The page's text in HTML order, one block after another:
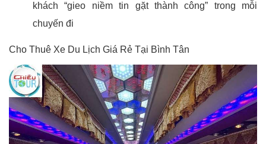
khách “gieo niềm tin gặt thành công” trong mỗi
chuyến đi
Cho Thuê Xe Du Lịch Giá Rẻ Tại Bình Tân